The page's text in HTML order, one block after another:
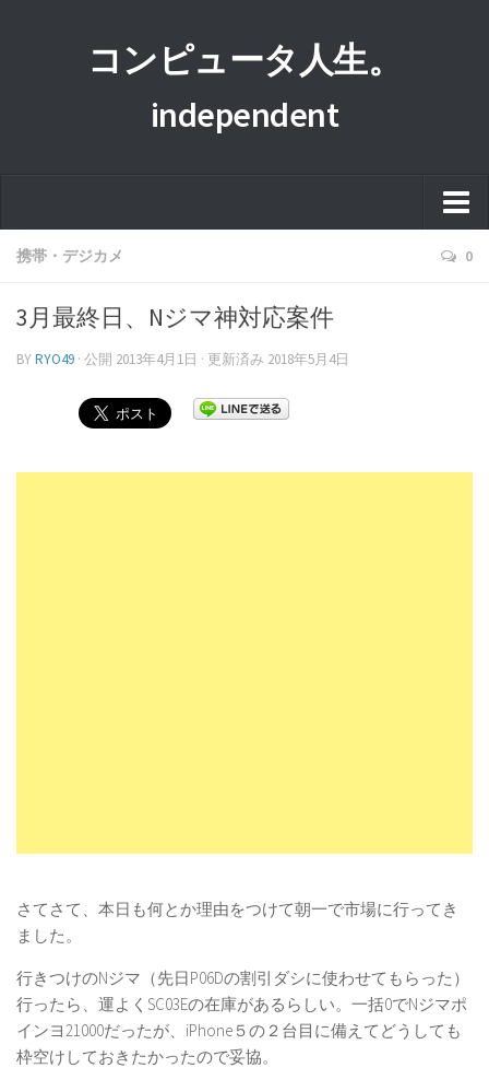
コンピュータ人生。
independent
ホーム
プライバシーポリシー
運営者情報
携帯・デジカメ 0
3月最終日、Nジマ神対応案件
BYRYO49 · 公開 2013年4月1日 · 更新済み 2018年5月4日
さてさて、本日も何とか理由をつけて朝一で市場に行ってき
ました。
行きつけのNジマ（先日P06Dの割引ダシに使わせてもらった）
行ったら、運よくSC03Eの在庫があるらしい。一括0でNジマポ
インヨ21000だったが、iPhone５の２台目に備えてどうしても
枠空けしておきたかったので妥協。